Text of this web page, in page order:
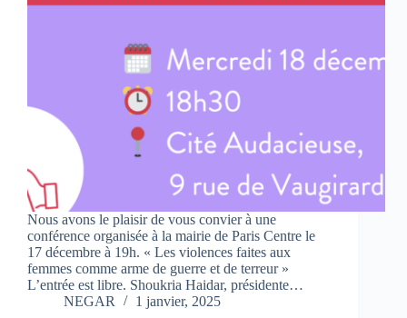
Nous avons le plaisir de vous convier à une
conférence organisée à la mairie de Paris Centre le
17 décembre à 19h. « Les violences faites aux
femmes comme arme de guerre et de terreur »
L’entrée est libre. Shoukria Haidar, présidente…
NEGAR
1 janvier, 2025